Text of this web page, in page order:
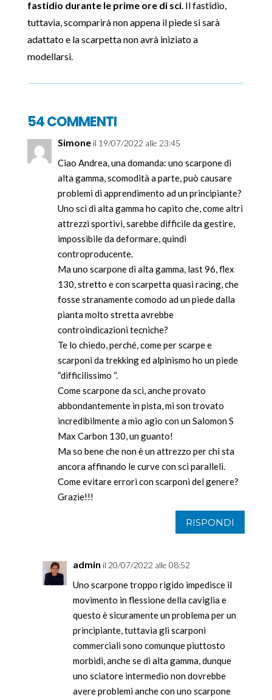
fastidio durante le prime ore di sci. Il fastidio,
tuttavia, scomparirà non appena il piede si sarà
adattato e la scarpetta non avrà iniziato a
modellarsi.
54 COMMENTI
Simone il 19/07/2022 alle 23:45
Ciao Andrea, una domanda: uno scarpone di
alta gamma, scomodità a parte, può causare
problemi di apprendimento ad un principiante?
Uno sci di alta gamma ho capito che, come altri
attrezzi sportivi, sarebbe difficile da gestire,
impossibile da deformare, quindi
controproducente.
Ma uno scarpone di alta gamma, last 96, flex
130, stretto e con scarpetta quasi racing, che
fosse stranamente comodo ad un piede dalla
pianta molto stretta avrebbe
controindicazioni tecniche?
Te lo chiedo, perché, come per scarpe e
scarponi da trekking ed alpinismo ho un piede
“difficilissimo “.
Come scarpone da sci, anche provato
abbondantemente in pista, mi son trovato
incredibilmente a mio agio con un Salomon S
Max Carbon 130, un guanto!
Ma so bene che non è un attrezzo per chi sta
ancora affinando le curve con sci paralleli.
Come evitare errori con scarponi del genere?
Grazie!!!
RISPONDI
admin il 20/07/2022 alle 08:52
Uno scarpone troppo rigido impedisce il
movimento in flessione della caviglia e
questo è sicuramente un problema per un
principiante, tuttavia gli scarponi
commerciali sono comunque piuttosto
morbidi, anche se di alta gamma, dunque
uno sciatore intermedio non dovrebbe
avere problemi anche con uno scarpone